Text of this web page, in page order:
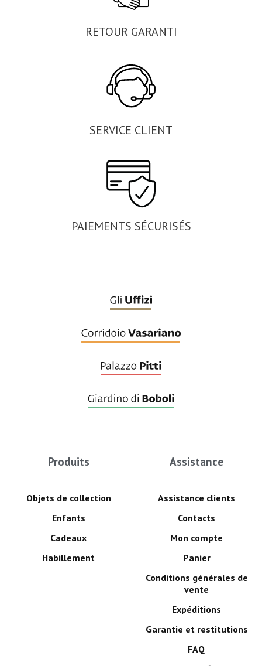
RETOUR GARANTI
SERVICE CLIENT
PAIEMENTS SÉCURISÉS
Produits
Objets de collection
Enfants
Cadeaux
Habillement
Assistance
Assistance clients
Contacts
Mon compte
Panier
Conditions générales de
vente
Expéditions
Garantie et restitutions
FAQ